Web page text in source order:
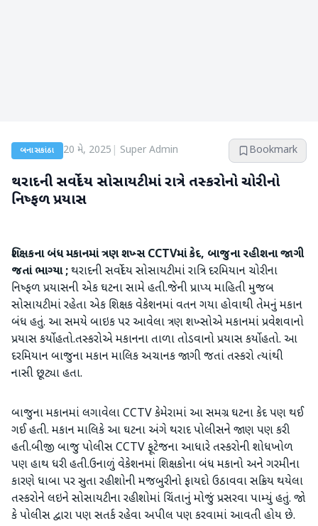
બનાસકાંઠા 20 મે, 2025 Super Admin Bookmark
થરાદની સર્વોદય સોસાયટીમાં રાત્રે તસ્કરોનો ચોરીનો
નિષ્ફળ પ્રયાસ
શિક્ષકના બંધ મકાનમાં ત્રણ શખ્સ CCTVમાં કેદ, બાજુના રહીશના જાગી
જતાં ભાગ્યા ;થરાદની સર્વોદય સોસાયટીમાં રાત્રિ દરમિયાન ચોરીના
નિષ્ફળ પ્રયાસની એક ઘટના સામે હતી.જેની પ્રાપ્ય માહિતી મુજબ
સોસાયટીમાં રહેતા એક શિક્ષક વેકેશનમાં વતન ગયા હોવાથી તેમનું મકાન
બંધ હતું. આ સમયે બાઇક પર આવેલા ત્રણ શખ્સોએ મકાનમાં પ્રવેશવાનો
પ્રયાસ કર્યો હતો.તસ્કરોએ મકાનના તાળા તોડવાનો પ્રયાસ કર્યો હતો. આ
દરમિયાન બાજુના મકાન માલિક અચાનક જાગી જતાં તસ્કરો ત્યાંથી
નાસી છૂટ્યા હતા.
બાજુના મકાનમાં લગાવેલા CCTV કેમેરામાં આ સમગ્ર ઘટના કેદ પણ થઈ
ગઈ હતી. મકાન માલિકે આ ઘટના અંગે થરાદ પોલીસને જાણ પણ કરી
હતી.બીજી બાજુ પોલીસ CCTV ફૂટેજના આધારે તસ્કરોની શોધખોળ
પણ હાથ ધરી હતી.ઉનાળું વેકેશનમાં શિક્ષકોના બંધ મકાનો અને ગરમીના
કારણે ધાબા પર સુતા રહીશોની મજબુરીનો ફાયદો ઉઠાવવા સક્રિય થયેલા
તસ્કરોને લઇને સોસાયટીના રહીશોમાં ચિંતાનું મોજું પ્રસરવા પામ્યું હતું. જો
કે પોલીસ દ્વારા પણ સતર્ક રહેવા અપીલ પણ કરવામાં આવતી હોય છે.